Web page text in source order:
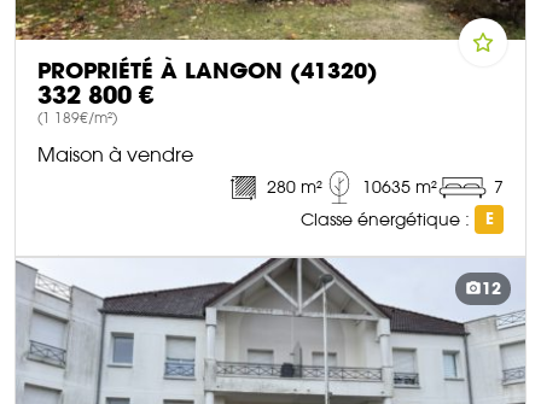
PROPRIÉTÉ À LANGON (41320)
332 800 €
(1 189€/m²)
Maison à vendre
280 m² 10635 m²
7
Classe énergétique :
E
DÉCOUVRIR CE BIEN
12